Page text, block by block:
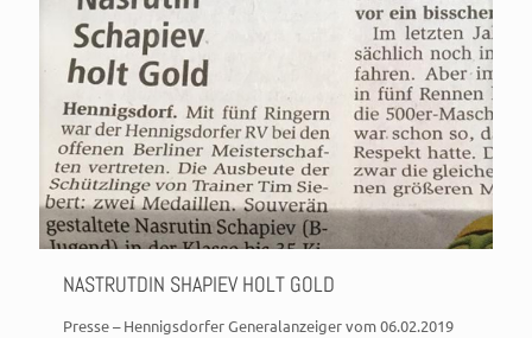
NASTRUTDIN SHAPIEV HOLT GOLD
Presse – Hennigsdorfer Generalanzeiger vom 06.02.2019